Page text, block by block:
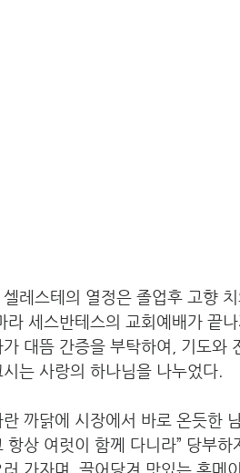
레스테의 열정은 졸업후 고향
세스반테스의 교회예배가 끝
대뜸 간증을 부탁하여, 기도와
는 사랑의 하나님을 나누었다.
까닭에 시장에서 바로 온듯한
상 여럿이 함께 다니라” 당부
가자며, 끌어당겨 맛있는 홈메